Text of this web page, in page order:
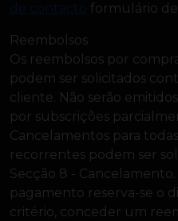
de contacto formulário
Reembolsos
Os reembolsos por
podem ser solicitados
cliente. Não serão
por subscrições
Cancelamentos para
recorrentes podem ser
Secção 8 -
pagamento reserva-se o
critério, conceder um